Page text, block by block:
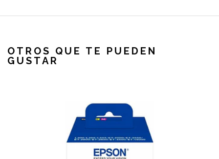
OTROS QUE TE PUEDEN
GUSTAR